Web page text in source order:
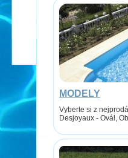
MODELY
Vyberte si z
Desjoyaux - Ovál,